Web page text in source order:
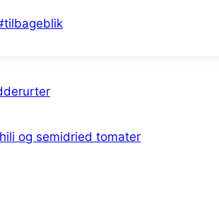
tilbageblik
og semidried tomater